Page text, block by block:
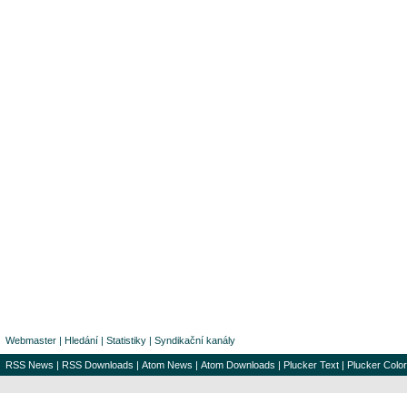
Webmaster | Hledání | Statistiky | Syndikační kanály
RSS News | RSS Downloads | Atom News | Atom Downloads | Plucker Text | Plucker Color